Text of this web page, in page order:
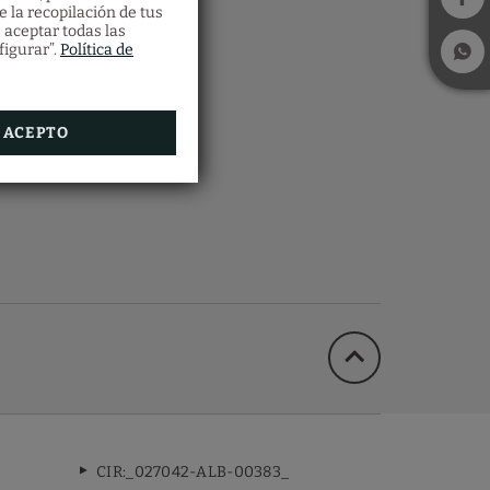
la recopilación de tus
todas las
Política de
ACEPTO
CIR:_027042-ALB-00383_